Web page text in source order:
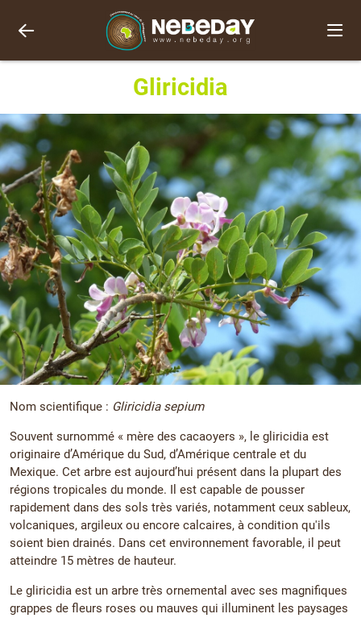
Gliricidia
Nom scientifique : Gliricidia sepium
Souvent surnommé « mère des cacaoyers », le gliricidia est
originaire d’Amérique du Sud, d’Amérique centrale et du
Mexique. Cet arbre est aujourd’hui présent dans la plupart des
régions tropicales du monde. Il est capable de pousser
rapidement dans des sols très variés, notamment ceux sableux,
volcaniques, argileux ou encore calcaires, à condition qu'ils
soient bien drainés. Dans cet environnement favorable, il peut
atteindre 15 mètres de hauteur.
Le gliricidia est un arbre très ornemental avec ses magnifiques
grappes de fleurs roses ou mauves qui illuminent les paysages